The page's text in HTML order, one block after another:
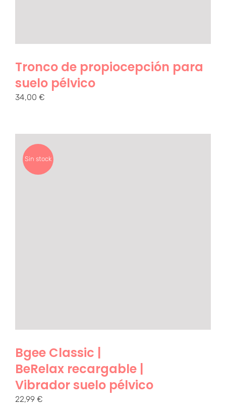
Tronco de propiocepción para
suelo pélvico
34,00 €
Sin stock
Bgee Classic |
BeRelax recargable |
Vibrador suelo pélvico
22,99 €